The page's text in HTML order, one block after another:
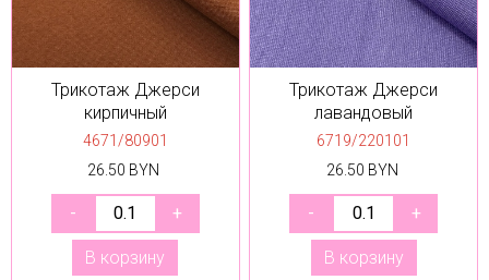
Трикотаж Джерси
кирпичный
4671/80901
26.50 BYN
В корзину
Трикотаж Джерси
лавандовый
6719/220101
26.50 BYN
В корзину